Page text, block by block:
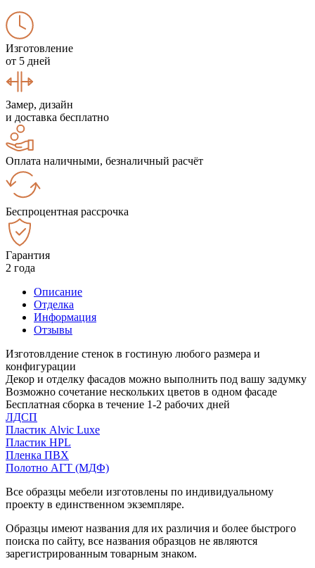
Изготовление
от 5 дней
Замер, дизайн
и доставка бесплатно
Оплата наличными, безналичный расчёт
Беспроцентная рассрочка
Гарантия
2 года
Описание
Отделка
Информация
Отзывы
Изготовлдение стенок в гостиную любого размера и
конфигурации
Декор и отделку фасадов можно выполнить под вашу задумку
Возможно сочетание нескольких цветов в одном фасаде
Бесплатная сборка в течение 1-2 рабочих дней
ЛДСП
Пластик Alvic Luxe
Пластик HPL
Пленка ПВХ
Полотно АГТ (МДФ)
Все образцы мебели изготовлены по индивидуальному
проекту в единственном экземпляре.
Образцы имеют названия для их различия и более быстрого
поиска по сайту, все названия образцов не являются
зарегистрированным товарным знаком.